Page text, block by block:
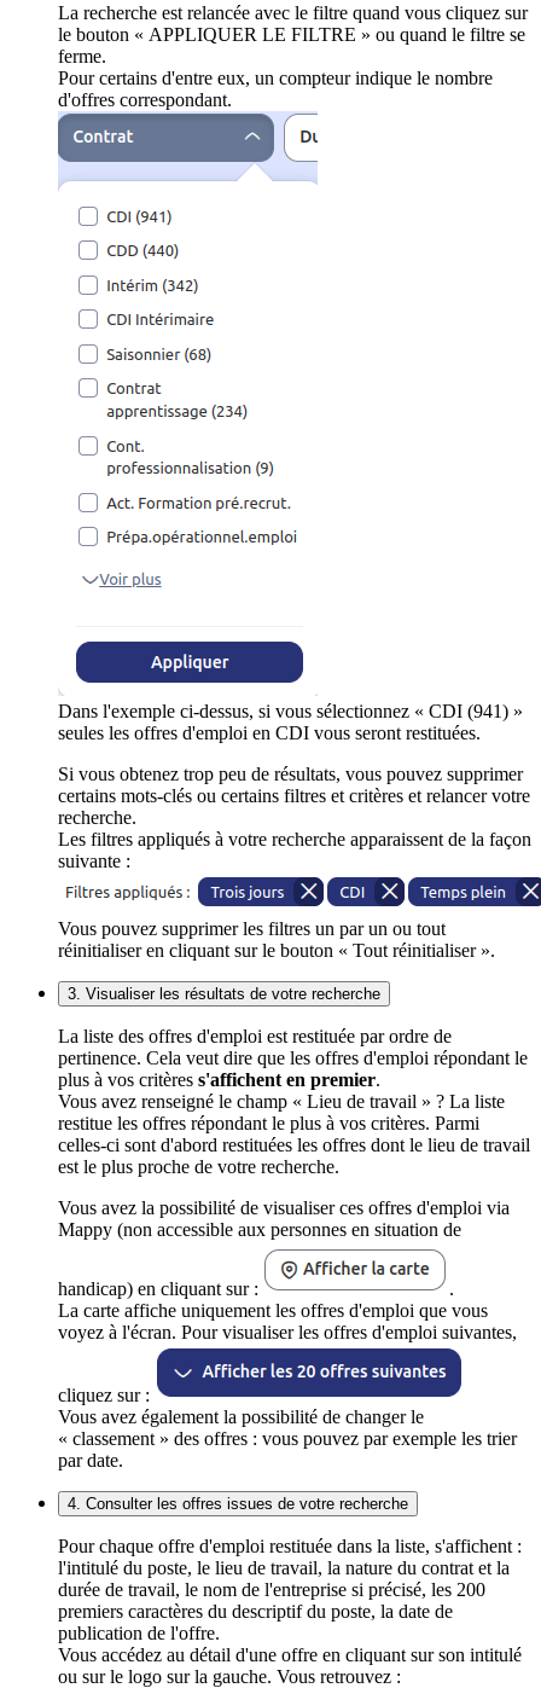
La recherche est relancée avec le filtre quand vous cliquez sur
le bouton « APPLIQUER LE FILTRE » ou quand le filtre se
ferme.
Pour certains d'entre eux, un compteur indique le nombre
d'offres correspondant.
Dans l'exemple ci-dessus, si vous sélectionnez « CDI (941) »
seules les offres d'emploi en CDI vous seront restituées.
Si vous obtenez trop peu de résultats, vous pouvez supprimer
certains mots-clés ou certains filtres et critères et relancer votre
recherche.
Les filtres appliqués à votre recherche apparaissent de la façon
suivante :
Vous pouvez supprimer les filtres un par un ou tout
réinitialiser en cliquant sur le bouton « Tout réinitialiser ».
3. Visualiser les résultats de votre recherche
La liste des offres d'emploi est restituée par ordre de
pertinence. Cela veut dire que les offres d'emploi répondant le
plus à vos critères s'affichent en premier.
Vous avez renseigné le champ « Lieu de travail » ? La liste
restitue les offres répondant le plus à vos critères. Parmi
celles-ci sont d'abord restituées les offres dont le lieu de travail
est le plus proche de votre recherche.
Vous avez la possibilité de visualiser ces offres d'emploi via
Mappy (non accessible aux personnes en situation de
handicap) en cliquant sur :
.
La carte affiche uniquement les offres d'emploi que vous
voyez à l'écran. Pour visualiser les offres d'emploi suivantes,
cliquez sur :
Vous avez également la possibilité de changer le
« classement » des offres : vous pouvez par exemple les trier
par date.
4. Consulter les offres issues de votre recherche
Pour chaque offre d'emploi restituée dans la liste, s'affichent :
l'intitulé du poste, le lieu de travail, la nature du contrat et la
durée de travail, le nom de l'entreprise si précisé, les 200
premiers caractères du descriptif du poste, la date de
publication de l'offre.
Vous accédez au détail d'une offre en cliquant sur son intitulé
ou sur le logo sur la gauche. Vous retrouvez :